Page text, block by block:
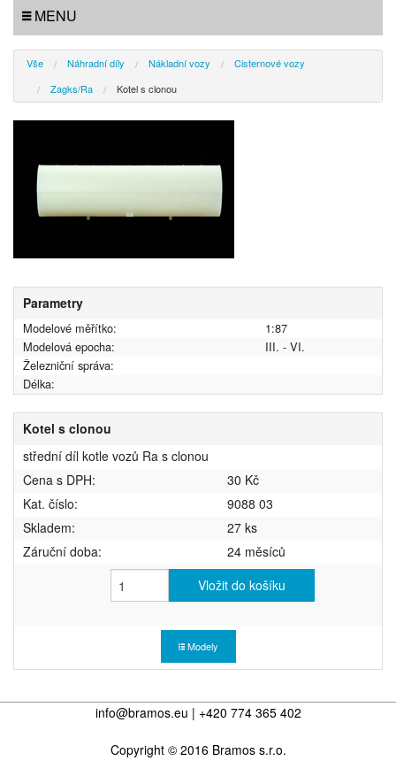
MENU
Vše Náhradní díly Nákladní vozy
Cisternové vozy
Zagks/Ra
Kotel s clonou
Parametry
Modelové měřítko:
1:87
Modelová epocha:
III. - VI.
Železniční správa:
Délka:
Kotel s clonou
střední díl kotle vozů Ra s clonou
Cena s DPH:
30 Kč
Kat. číslo:
9088 03
Skladem:
27 ks
Záruční doba:
24 měsíců
Vložit do košíku
Modely
info@bramos.eu | +420 774 365 402
Copyright © 2016 Bramos s.r.o.